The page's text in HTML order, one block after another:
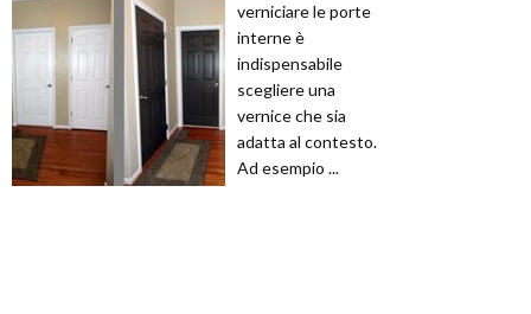
verniciare le porte
interne è
indispensabile
scegliere una
vernice che sia
adatta al contesto.
Ad esempio ...